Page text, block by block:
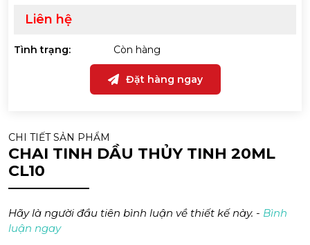
Liên hệ
Tình trạng: Còn hàng
Đặt hàng ngay
CHI TIẾT SẢN PHẨM
CHAI TINH DẦU THỦY TINH 20ML
CL10
Hãy là người đầu tiên bình luận về thiết kế này. - Bình
luận ngay